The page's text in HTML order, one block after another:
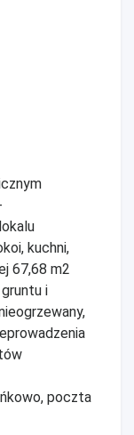
kuchni,
67,68 m2
i
poczta